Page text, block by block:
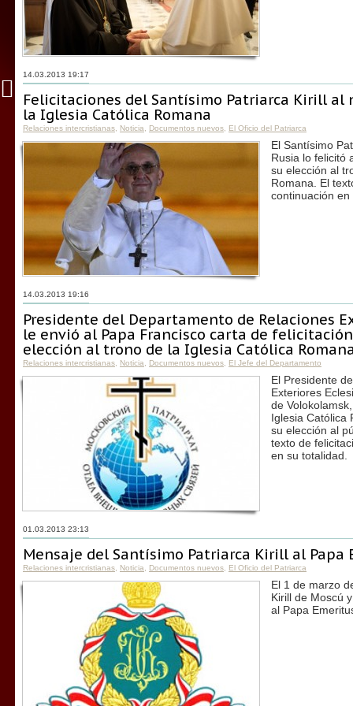
14.03.2013 19:17
Felicitaciones del Santísimo Patriarca Kirill al
la Iglesia Católica Romana
Relaciones intercristianas Noticia Documentos nuevos El Oficio del Patriarca
El Santísimo
Rusia lo felicitó
su elección al
Romana. El
continuación
14.03.2013 19:16
Presidente del Departamento de Relaciones
le envió al Papa Francisco carta de
elección al trono de la Iglesia Católica
Relaciones intercristianas Noticia Documentos nuevos El Jefe del Departamento
El Presidente
Exteriores
de
Iglesia Católica
su elección al
texto de
en su totalidad.
01.03.2013 23:13
Mensaje del Santísimo Patriarca Kirill al Papa
Relaciones intercristianas Noticia Documentos nuevos El Oficio del Patriarca
El 1 de marzo
Kirill de Moscú
al Papa